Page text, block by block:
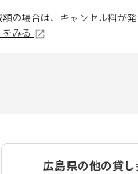
の場合は、キャンセル料が
みる
広島県の他の貸